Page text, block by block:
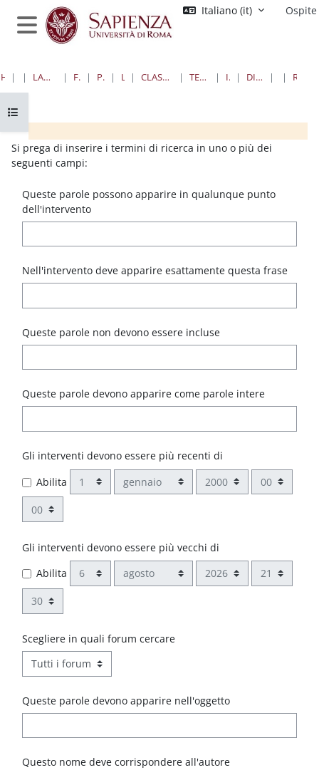
Vai al contenuto principale
Pannello laterale
Italiano ‎(it)‎ Ospite
Apri indice del corso
HOME CORSILAUREE TRIENNALI, MAGISTRALI, A CICLO UNICO FARMACIA E MEDICINA PROFESSIONI SANITARIE LAUREE TRIENNALI CLASSE 3 PROFESSIONI SANITARIE TECNICHE ASSISTENZIALI TECNICHE ORTOPEDICHE - SEDE DI LATINA II ANNO I SEMESTRE DIAG. IMMAGINI TECNICI ORTOPEDICI FORUM
Blocchi
Blocchi
Blocchi
Blocchi
Si prega di inserire i termini di ricerca in uno o più dei
seguenti campi:
Queste parole possono apparire in qualunque punto
dell'intervento
Nell'intervento deve apparire esattamente questa frase
Queste parole non devono essere incluse
Queste parole devono apparire come parole intere
Gli interventi devono essere più recenti di
Abilita
Giorno Anno Ora
Minuto
Gli interventi devono essere più vecchi di
Abilita
Giorno Anno Ora
Minuto
Scegliere in quali forum cercare
Queste parole devono apparire nell'oggetto
Questo nome deve corrispondere all'autore